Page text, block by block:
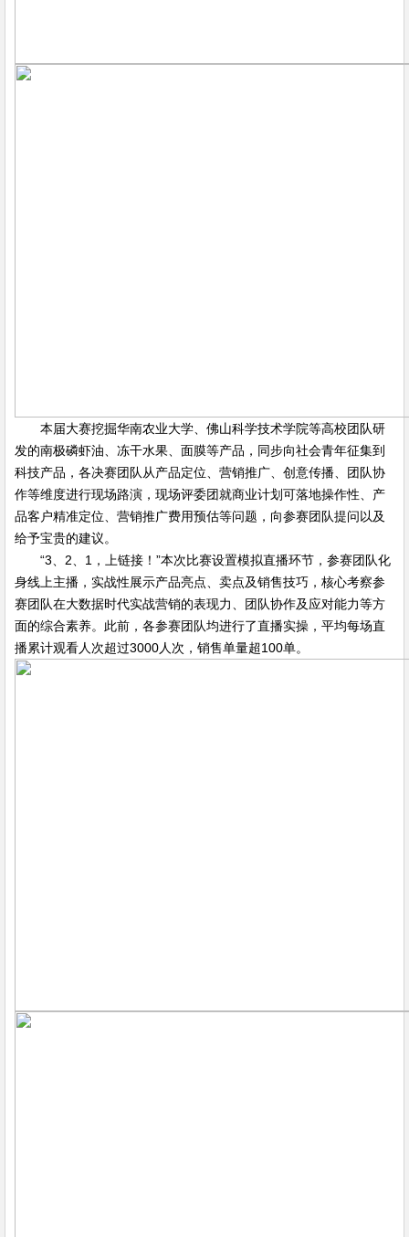
本届大赛挖掘华南农业大学、佛山科学技术学院等高校团队研
发的南极磷虾油、冻干水果、面膜等产品，同步向社会青年征集到
科技产品，各决赛团队从产品定位、营销推广、创意传播、团队协
作等维度进行现场路演，现场评委团就商业计划可落地操作性、产
品客户精准定位、营销推广费用预估等问题，向参赛团队提问以及
给予宝贵的建议。
“3、2、1，上链接！”本次比赛设置模拟直播环节，参赛团队化
身线上主播，实战性展示产品亮点、卖点及销售技巧，核心考察参
赛团队在大数据时代实战营销的表现力、团队协作及应对能力等方
面的综合素养。此前，各参赛团队均进行了直播实操，平均每场直
播累计观看人次超过3000人次，销售单量超100单。